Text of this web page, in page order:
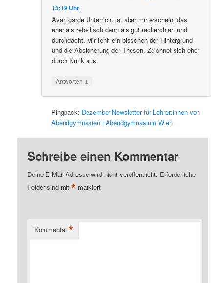
15:19 Uhr:
Avantgarde Unterricht ja, aber mir erscheint das
eher als rebellisch denn als gut recherchiert und
durchdacht. Mir fehlt ein bisschen der Hintergrund
und die Absicherung der Thesen. Zeichnet sich eher
durch Kritik aus.
Antworten ↓
Pingback: Dezember-Newsletter für Lehrer:innen von
Abendgymnasien | Abendgymnasium Wien
Schreibe einen Kommentar
Deine E-Mail-Adresse wird nicht veröffentlicht. Erforderliche
Felder sind mit* markiert
Kommentar *